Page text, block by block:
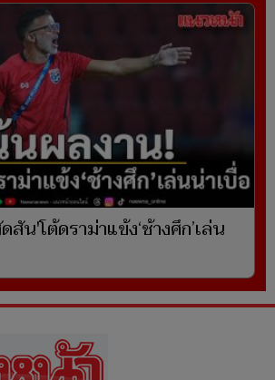
น'โต้ดราม่าแข้ง‘ช้างศึก’เล่น